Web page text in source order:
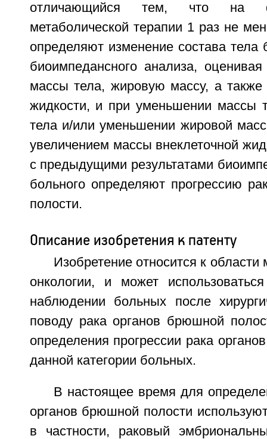
отличающийся тем, что на
метаболической терапии 1 раз не
определяют изменение состава
биоимпедансного анализа,
массы тела, жировую массу, а также
жидкости, и при уменьшении массы
тела и/или уменьшении жировой
увеличением массы внеклеточной
с предыдущими результатами
больного определяют прогрессию
полости.
Описание изобретения к патенту
Изобретение относится к
онкологии, и может
наблюдении больных после
поводу рака органов брюшной
определения прогрессии рака
данной категории больных.
В настоящее время для
органов брюшной полости
в частности, раковый